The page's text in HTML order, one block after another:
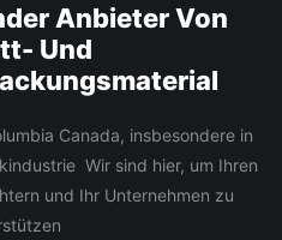
Anbieter Von
Und
Canada, insbesondere in
Wir sind hier, um Ihren
und Ihr Unternehmen zu